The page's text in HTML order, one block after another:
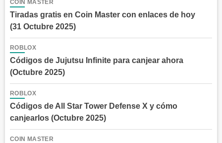
COIN MASTER
Tiradas gratis en Coin Master con enlaces de hoy
(31 Octubre 2025)
ROBLOX
Códigos de Jujutsu Infinite para canjear ahora
(Octubre 2025)
ROBLOX
Códigos de All Star Tower Defense X y cómo
canjearlos (Octubre 2025)
COIN MASTER